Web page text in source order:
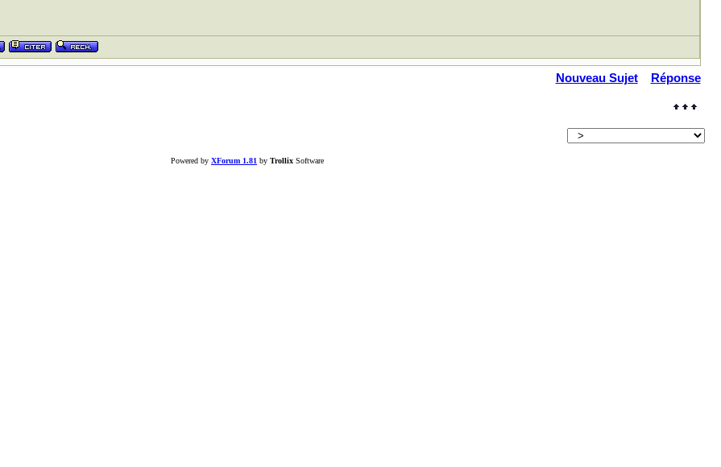
Nouveau Sujet Réponse
Powered by XForum 1.81 by Trollix Software